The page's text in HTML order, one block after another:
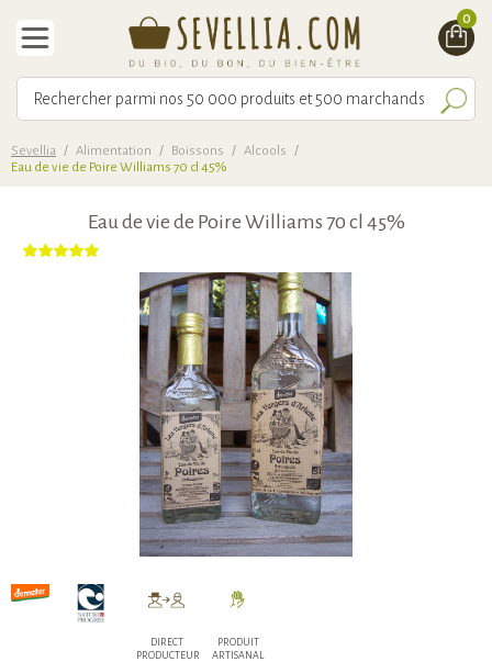
0
Sevellia / Alimentation / Boissons / Alcools
/
Eau de vie de Poire Williams 70 cl 45%
Eau de vie de Poire Williams 70 cl 45%
DIRECT
PRODUCTEUR
PRODUIT
ARTISANAL